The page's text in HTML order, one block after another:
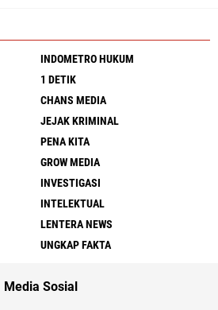
INDOMETRO HUKUM
1 DETIK
CHANS MEDIA
JEJAK KRIMINAL
PENA KITA
GROW MEDIA
INVESTIGASI
INTELEKTUAL
LENTERA NEWS
UNGKAP FAKTA
Media Sosial